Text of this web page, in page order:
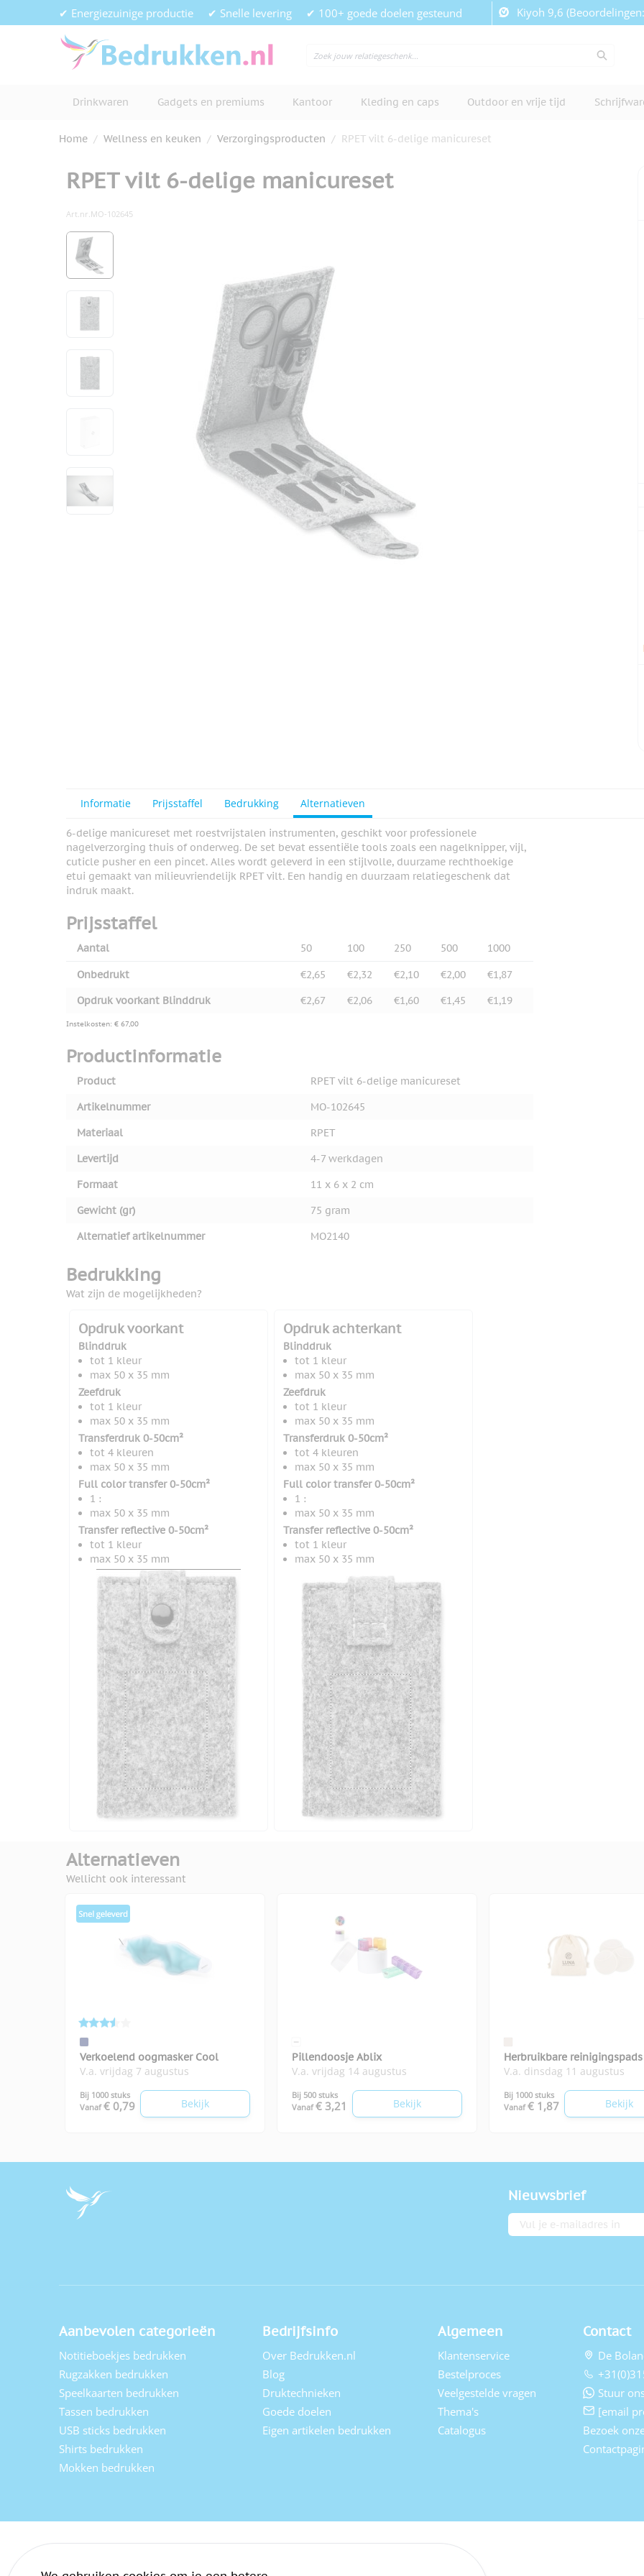
Ga naar de inhoud✔ Energiezuinige productie ✔ Snelle levering ✔ 100+ goede doelen gesteund Kiyoh 9,6
Drinkwaren Gadgets en premiums Kantoor Kleding en caps Outdoor en vrije tijd
Home / Wellness en keuken / Verzorgingsproducten / RPET vilt 6-delige manicureset
RPET vilt 6-delige manicureset
Art.nr.MO-102645
View larger image
View larger image
View larger image
Informatie Prijsstaffel Bedrukking Alternatieven
6-delige manicureset met roestvrijstalen instrumenten, geschikt voor professionele
nagelverzorging thuis of onderweg. De set bevat essentiële tools zoals een nagelknipper, vijl,
cuticle pusher en een pincet. Alles wordt geleverd in een stijlvolle, duurzame rechthoekige
etui gemaakt van milieuvriendelijk RPET vilt. Een handig en duurzaam relatiegeschenk dat
indruk maakt.
Prijsstaffel
Aantal 50 100 250 500 1000
Onbedrukt €2,65 €2,32 €2,10 €2,00
€1,87
Opdruk voorkant Blinddruk
€2,67 €2,06 €1,60 €1,45 €1,19
Instelkosten: € 67,00
Productinformatie
Product
RPET vilt 6-delige manicureset
Artikelnummer
MO-102645
Materiaal
RPET
Levertijd
4-7 werkdagen
Formaat
11 x 6 x 2 cm
Gewicht (gr)
75 gram
Alternatief artikelnummer
MO2140
Bedrukking
Wat zijn de mogelijkheden?
Opdruk voorkant
Blinddruk
tot 1 kleur
max 50 x 35 mm
Zeefdruk
tot 1 kleur
max 50 x 35 mm
Transferdruk 0-50cm²
tot 4 kleuren
max 50 x 35 mm
Full color transfer 0-50cm²
1 :
max 50 x 35 mm
Transfer reflective 0-50cm²
tot 1 kleur
max 50 x 35 mm
Opdruk achterkant
Blinddruk
tot 1 kleur
max 50 x 35 mm
Zeefdruk
tot 1 kleur
max 50 x 35 mm
Transferdruk 0-50cm²
tot 4 kleuren
max 50 x 35 mm
Full color transfer 0-50cm²
1 :
max 50 x 35 mm
Transfer reflective 0-50cm²
tot 1 kleur
max 50 x 35 mm
Alternatieven
Wellicht ook interessant
Verkoelend oogmasker Cool
V.a. vrijdag 7 augustus
Bij 1000 stuks
Vanaf € 0,79 Bekijk
Pillendoosje Ablix
V.a. vrijdag 14 augustus
Bij 500 stuks
Vanaf € 3,21 Bekijk
Herbruikbare reinigingspads
V.a. dinsdag 11 augustus
Bij 1000 stuks
Vanaf € 1,87 Bekijk
Nieuwsbrief
E-mailadres
Aanbevolen categorieën
Notitieboekjes bedrukken
Rugzakken bedrukken
Speelkaarten bedrukken
Tassen bedrukken
USB sticks bedrukken
Shirts bedrukken
Mokken bedrukken
Bedrijfsinfo
Over Bedrukken.nl
Blog
Druktechnieken
Goede doelen
Eigen artikelen bedrukken
Algemeen
Klantenservice
Bestelproces
Veelgestelde vragen
Thema's
Catalogus
Contact
De
Stuur
[email
Bezoek